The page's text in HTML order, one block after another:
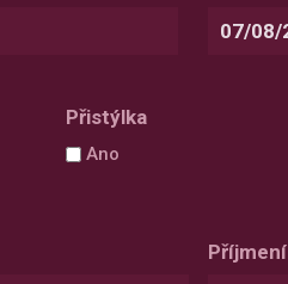
Формат
даты:ДД
Přistýlka
Ano
Příjmení